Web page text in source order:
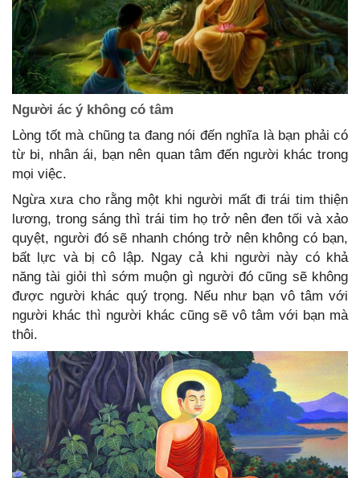
Người ác ý không có tâm
Lòng tốt mà chũng ta đang nói đến nghĩa là bạn phải có
từ bi, nhân ái, bạn nên quan tâm đến người khác trong
mọi việc.
Ngừa xưa cho rằng một khi người mất đi trái tim thiện
lương, trong sáng thì trái tim họ trở nên đen tối và xảo
quyệt, người đó sẽ nhanh chóng trở nên không có bạn,
bất lực và bị cô lập. Ngay cả khi người này có khả
năng tài giỏi thì sớm muộn gì người đó cũng sẽ không
được người khác quý trọng. Nếu như bạn vô tâm với
người khác thì người khác cũng sẽ vô tâm với bạn mà
thôi.